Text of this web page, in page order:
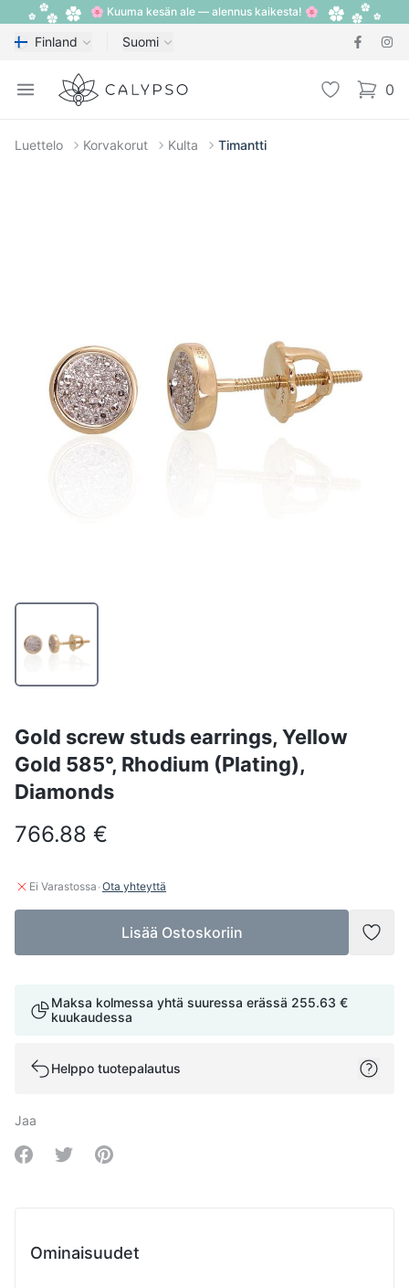
🌸 Kuuma kesän ale — alennus kaikesta! 🌸
Finland Suomi
Open menu
Calypso Toivelista 0
items
Luettelo Korvakorut Kulta Timantti
Gold screw studs earrings, Yellow
Gold 585°, Rhodium (Plating),
Diamonds
766.88 €
Ei Varastossa ·Ota yhteyttä
Lisää Ostoskoriin
Maksa kolmessa yhtä suuressa erässä 255.63 €
kuukaudessa
Helppo tuotepalautus
Jaa
Share on Facebook
Share on Twitter
Share on Pinterest
Ominaisuudet